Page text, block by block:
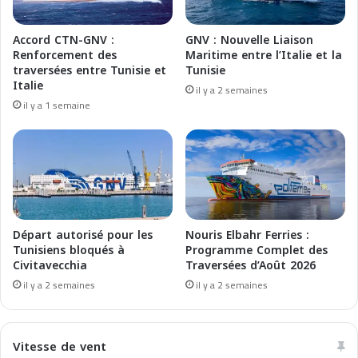
t
h
N
o
u
r
i
s
E
l
b
a
h
r
M
a
r
s
e
i
l
l
-
T
u
n
i
s
j
u
q
'
Accord CTN-GNV :
Renforcement des
traversées entre Tunisie et
Italie
il y a 1 semaine
GNV : Nouvelle Liaison
Maritime entre l’Italie et la
Tunisie
il y a 2 semaines
Départ autorisé pour les
Tunisiens bloqués à
Civitavecchia
il y a 2 semaines
Nouris Elbahr Ferries :
Programme Complet des
Traversées d’Août 2026
il y a 2 semaines
Vitesse de vent